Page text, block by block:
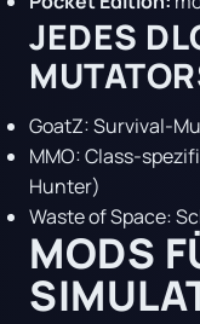
JEDES
GoatZ: Survival-
MMO: Class-
Hunter)
Waste of Space:
MODS